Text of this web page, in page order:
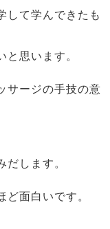
して学んできたも
と思います。
サージの手技の意
だします。
ど面白いです。